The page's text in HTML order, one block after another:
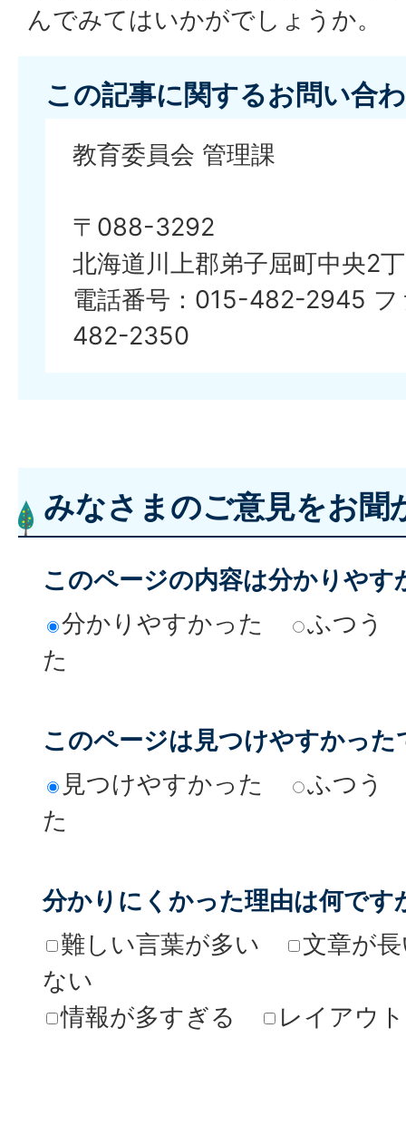
んでみてはいかがでしょうか。
この記事に関するお問い合
教育委員会 管理課
〒088-3292
北海道川上郡弟子屈町中央2
電話番号：015-482-2945
482-2350
みなさまのご意見をお聞
このページの内容は分かりやす
分かりやすかった
ふつう
た
このページは見つけやすかった
見つけやすかった
ふつう
た
分かりにくかった理由は何です
難しい言葉が多い
文章が
ない
情報が多すぎる
レイアウ